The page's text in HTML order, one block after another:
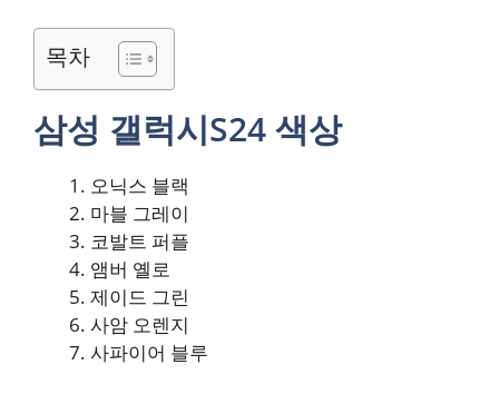
목차
삼성 갤럭시S24 색상
오닉스 블랙
마블 그레이
코발트 퍼플
앰버 옐로
제이드 그린
사암 오렌지
사파이어 블루